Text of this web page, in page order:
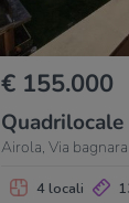
€ 155.000
Airola, Via bagnara
4 locali